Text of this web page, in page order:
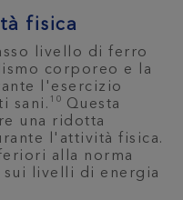
fisica
livello di ferro
corporeo e la
l'esercizio
sani. 10
Questa
una ridotta
l'attività fisica.
alla norma
sui livelli di energia